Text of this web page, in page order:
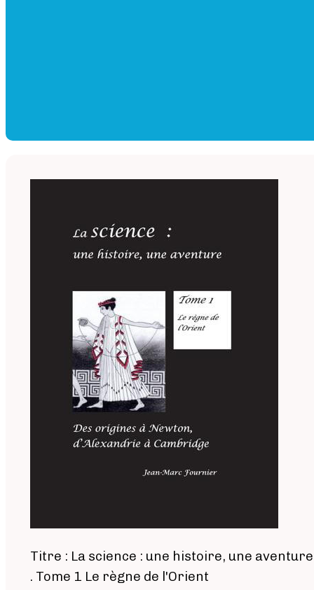
Titre : La science : une histoire, une aventure
. Tome 1 Le règne de l'Orient